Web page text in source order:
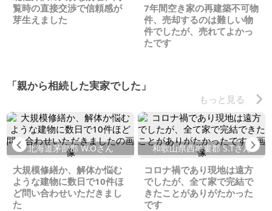
覧時の直接交渉で信頼感が
芽生えました
7年間空き家の再建築不可物
件、売却するのは難しい物
件でしたが、売れてよかっ
たです
「親から相続した実家でした」
もっと見る
Previous
北海道茅部郡 W.Oさん
大規模修繕か、解体か悩む
ような建物に数日で10件ほ
ど問い合わせいただきまし
た
和歌山県西牟婁郡 S.Tさん
コロナ禍であり現地は遠方
でしたが、全て家で完結で
きたことがありがたかった
です